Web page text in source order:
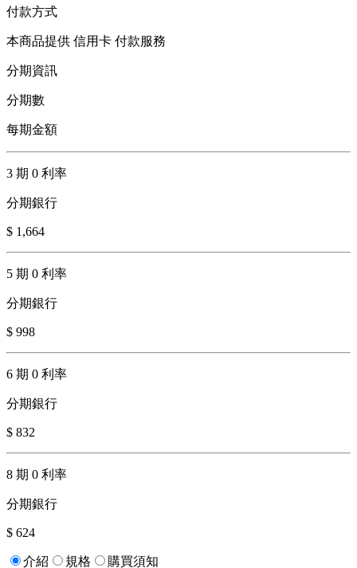
付款方式
本商品提供 信用卡 付款服務
分期資訊
分期數
每期金額
3 期 0 利率
分期銀行
$ 1,664
5 期 0 利率
分期銀行
$ 998
6 期 0 利率
分期銀行
$ 832
8 期 0 利率
分期銀行
$ 624
介紹 規格 購買須知